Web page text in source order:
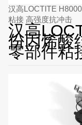
汉高LOCTITE
粘接 高强度抗冲击
汉高
份丙烯酸
零部件粘